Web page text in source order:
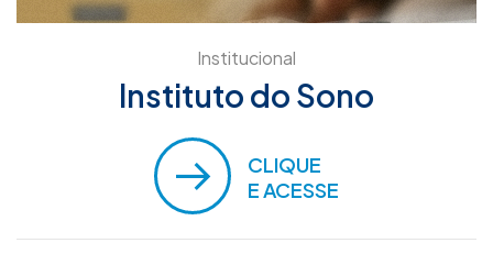
Institucional
Instituto do Sono
CLIQUE
E ACESSE